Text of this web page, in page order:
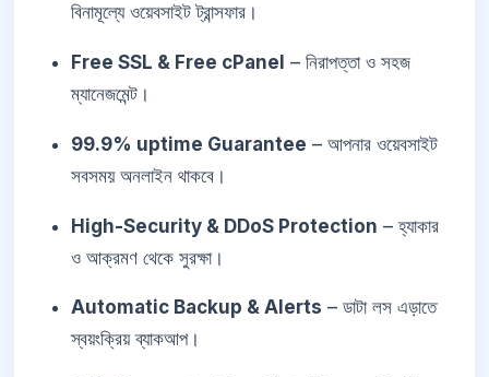
বিনামূল্যে ওয়েবসাইট ট্রান্সফার।
Free SSL & Free cPanel – নিরাপত্তা ও সহজ
ম্যানেজমেন্ট।
99.9% uptime Guarantee – আপনার ওয়েবসাইট
সবসময় অনলাইন থাকবে।
High-Security & DDoS Protection – হ্যাকার
ও আক্রমণ থেকে সুরক্ষা।
Automatic Backup & Alerts – ডাটা লস এড়াতে
স্বয়ংক্রিয় ব্যাকআপ।